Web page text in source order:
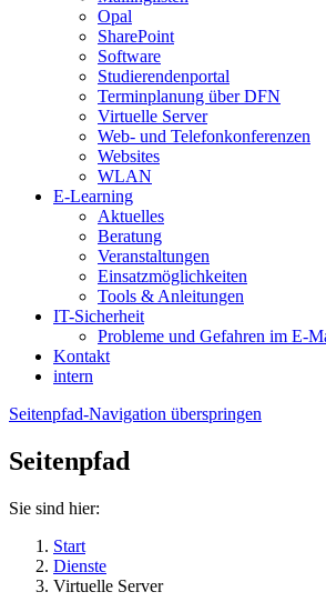
Opal
SharePoint
Software
Studierendenportal
Terminplanung über DFN
Virtuelle Server
Web- und Telefonkonferenzen
Websites
WLAN
E-Learning
Aktuelles
Beratung
Veranstaltungen
Einsatzmöglichkeiten
Tools & Anleitungen
IT-Sicherheit
Probleme und Gefahren im E-
Kontakt
intern
Seitenpfad-Navigation überspringen
Seitenpfad
Sie sind hier:
Start
Dienste
Virtuelle Server